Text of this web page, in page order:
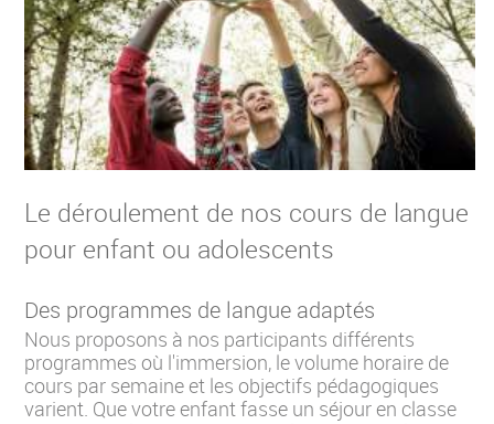
Le déroulement de nos cours de langue
pour enfant ou adolescents
Des programmes de langue adaptés
Nous proposons à nos participants différents
programmes où l'immersion, le volume horaire de
cours par semaine et les objectifs pédagogiques
varient. Que votre enfant fasse un séjour en classe